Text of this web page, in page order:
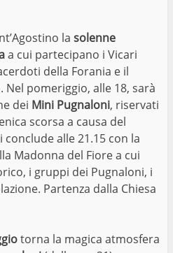
la solenne
a cui partecipano i Vicari
della Forania e il
Nel pomeriggio, alle 18, sarà
dei Mini Pugnaloni, riservati
scorsa a causa del
alle 21.15 con la
Madonna del Fiore a cui
i gruppi dei Pugnaloni, i
Partenza dalla Chiesa
torna la magica atmosfera